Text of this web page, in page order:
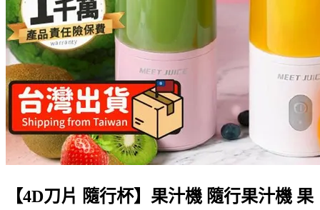
【4D刀片 隨行杯】果汁機 隨行果汁機 果